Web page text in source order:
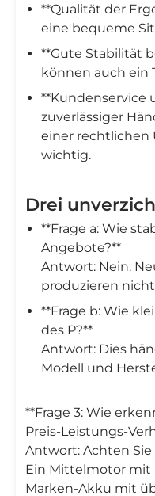
**Qualität der
eine bequeme
**Gute Stabilität
können auch ein
**Kundenservice
zuverlässiger
einer rechtlichen
wichtig.
Drei
**Frage a: Wie
Angebote?**
Antwort: Nein.
produzieren
**Frage b: Wie
des P?**
Antwort: Dies
Modell und
**Frage 3: Wie
Preis-Leistungs-
Antwort: Achten
Ein Mittelmotor mit
Marken-Akku mit